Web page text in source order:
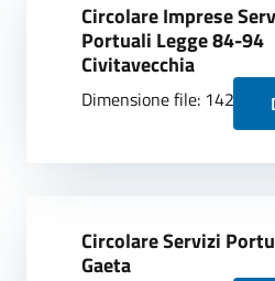
Circolare Imprese
Portuali Legge 84-94
Civitavecchia
Dimensione file: 142.46
Circolare Servizi
Gaeta